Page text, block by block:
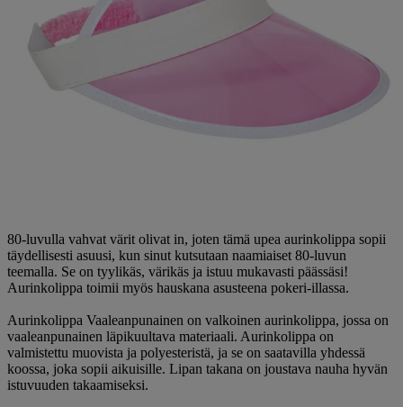
80-luvulla vahvat värit olivat in, joten tämä upea aurinkolippa sopii
täydellisesti asuusi, kun sinut kutsutaan naamiaiset 80-luvun
teemalla. Se on tyylikäs, värikäs ja istuu mukavasti päässäsi!
Aurinkolippa toimii myös hauskana asusteena pokeri-illassa.
Aurinkolippa Vaaleanpunainen on valkoinen aurinkolippa, jossa on
vaaleanpunainen läpikuultava materiaali. Aurinkolippa on
valmistettu muovista ja polyesteristä, ja se on saatavilla yhdessä
koossa, joka sopii aikuisille. Lipan takana on joustava nauha hyvän
istuvuuden takaamiseksi.